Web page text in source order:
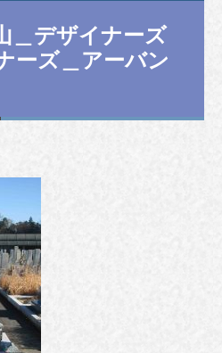
＿デザイナーズ
ーズ＿アーバン